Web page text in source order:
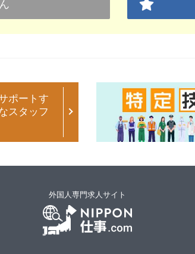
ポートす
スタッフ
外国人専門求人サイト